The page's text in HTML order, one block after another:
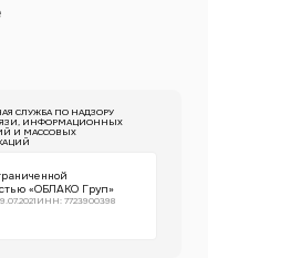
«ОБЛАКО Груп»
ИНН: 7723900398
СЛУЖБА ПО НАДЗОРУ
ИНФОРМАЦИОННЫХ
И МАССОВЫХ